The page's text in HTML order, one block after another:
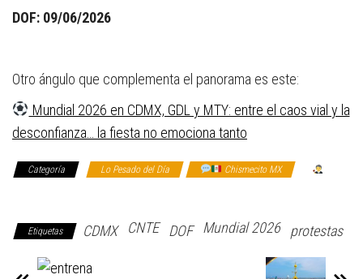
DOF: 09/06/2026
Otro ángulo que complementa el panorama es este:
Mundial 2026 en CDMX, GDL y MTY: entre el caos vial y la
desconfianza… la fiesta no emociona tanto
Categoría Lo Pesado del Día Chismecito MX
Etiquetas CDMX CNTE DOF Mundial 2026 protestas